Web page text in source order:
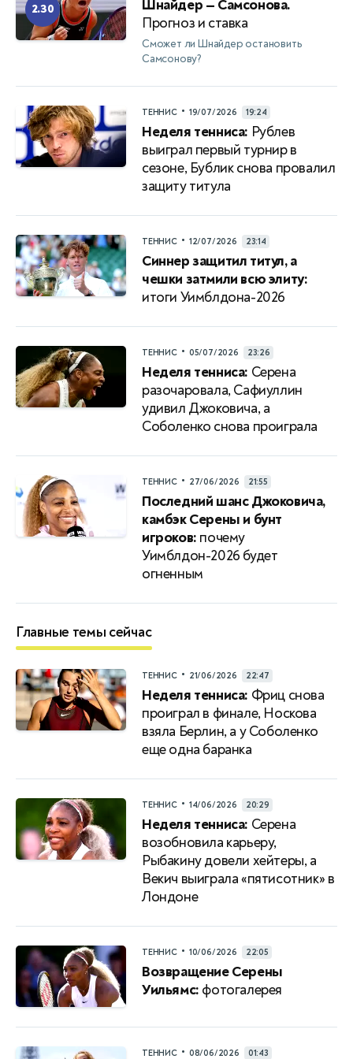
2.30
Шнайдер — Самсонова.
Прогноз и ставка
Сможет ли Шнайдер остановить
Самсонову?
ТЕННИС • 19/07/2026 19:24
Неделя тенниса: Рублев
выиграл первый турнир в
сезоне, Бублик снова провалил
защиту титула
ТЕННИС • 12/07/2026 23:14
Синнер защитил титул, а
чешки затмили всю элиту:
итоги Уимблдона-2026
ТЕННИС • 05/07/2026 23:26
Неделя тенниса: Серена
разочаровала, Сафиуллин
удивил Джоковича, а
Соболенко снова проиграла
ТЕННИС • 27/06/2026 21:55
Последний шанс Джоковича,
камбэк Серены и бунт
игроков: почему
Уимблдон-2026 будет
огненным
Главные темы сейчас
ТЕННИС • 21/06/2026 22:47
Неделя тенниса: Фриц снова
проиграл в финале, Носкова
взяла Берлин, а у Соболенко
еще одна баранка
ТЕННИС • 14/06/2026 20:29
Неделя тенниса: Серена
возобновила карьеру,
Рыбакину довели хейтеры, а
Векич выиграла «пятисотник» в
Лондоне
ТЕННИС • 10/06/2026 22:05
Возвращение Серены
Уильямс: фотогалерея
ТЕННИС • 08/06/2026 01:43